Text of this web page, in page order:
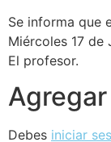
Se informa que
Miércoles 17 de
El profesor.
Debes iniciar